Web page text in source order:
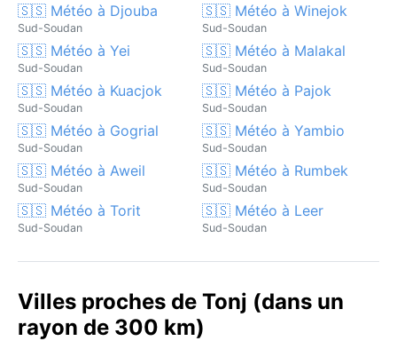
🇸🇸 Météo à Djouba
Sud-Soudan
🇸🇸 Météo à Winejok
Sud-Soudan
🇸🇸 Météo à Yei
Sud-Soudan
🇸🇸 Météo à Malakal
Sud-Soudan
🇸🇸 Météo à Kuacjok
Sud-Soudan
🇸🇸 Météo à Pajok
Sud-Soudan
🇸🇸 Météo à Gogrial
Sud-Soudan
🇸🇸 Météo à Yambio
Sud-Soudan
🇸🇸 Météo à Aweil
Sud-Soudan
🇸🇸 Météo à Rumbek
Sud-Soudan
🇸🇸 Météo à Torit
Sud-Soudan
🇸🇸 Météo à Leer
Sud-Soudan
Villes proches de Tonj (dans un
rayon de 300 km)